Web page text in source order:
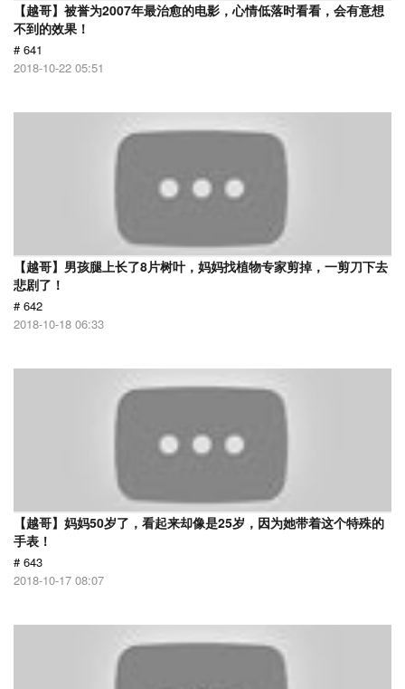
【越哥】被誉为2007年最治愈的电影，心情低落时看看，会有意想
不到的效果！
# 641
2018-10-22 05:51
【越哥】男孩腿上长了8片树叶，妈妈找植物专家剪掉，一剪刀下去
悲剧了！
# 642
2018-10-18 06:33
【越哥】妈妈50岁了，看起来却像是25岁，因为她带着这个特殊的
手表！
# 643
2018-10-17 08:07